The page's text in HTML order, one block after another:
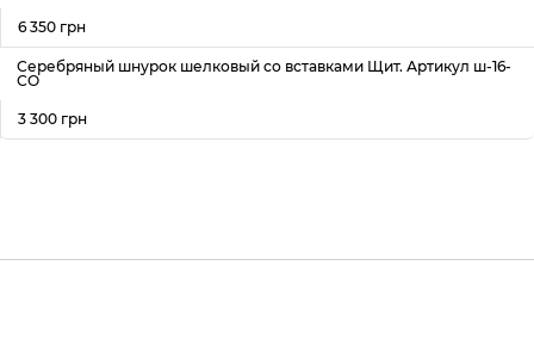
6 350 грн
Серебряный шнурок шелковый со вставками Щит. Артикул ш-16-
СО
3 300 грн